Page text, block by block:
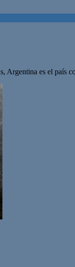
Argentina es el